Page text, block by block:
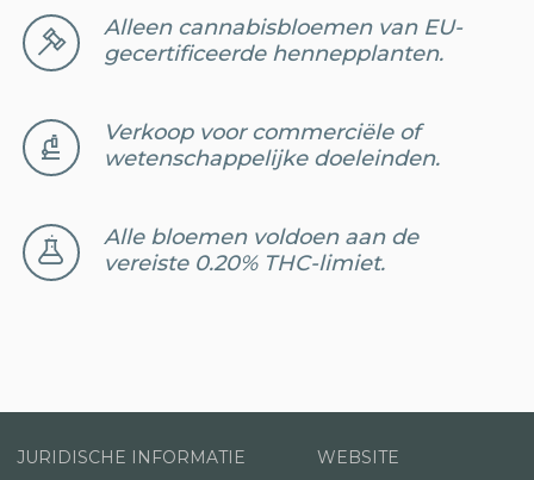
Alleen cannabisbloemen van EU-
gecertificeerde hennepplanten.
Verkoop voor commerciële of
wetenschappelijke doeleinden.
Alle bloemen voldoen aan de
vereiste 0.20% THC-limiet.
JURIDISCHE INFORMATIE
WEBSITE